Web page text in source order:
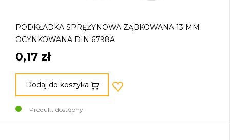
PODKŁADKA SPRĘŻYNOWA ZĄBKOWANA 13 MM
OCYNKOWANA DIN 6798A
0,17 zł
Dodaj do koszyka
Produkt dostępny